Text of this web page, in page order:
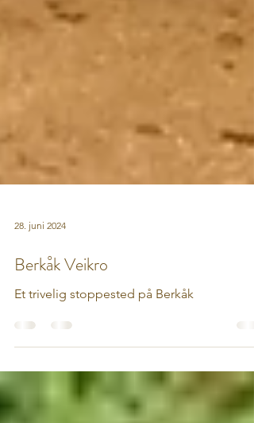
28. juni 2024
Berkåk Veikro
Et trivelig stoppested på Berkåk